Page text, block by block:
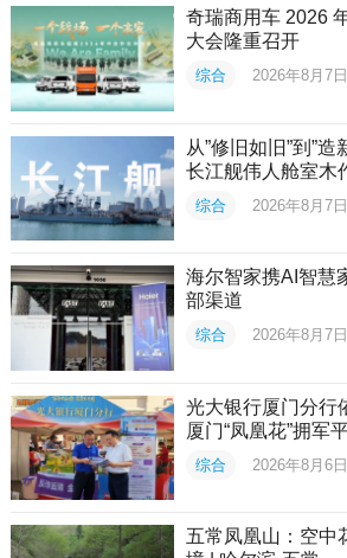
奇瑞商用车 2026
大会隆重召开
综合 2026年8月7日
从”修旧如旧”到”
长江舰伟人舱室木
综合 2026年8月7日
海尔智家携AI智慧
部渠道
综合 2026年8月7日
光大银行厦门分行
厦门“凤凰花”拥军
综合 2026年8月6日
五常凤凰山：空中